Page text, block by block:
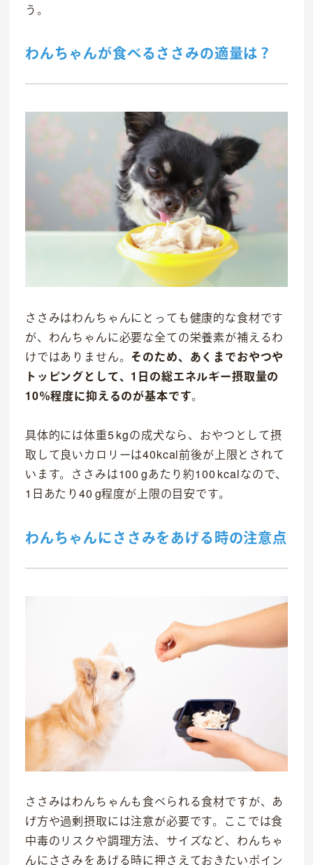
沿革
社会貢献活動
う。
わんちゃんが食べるささみの適量は？
ささみはわんちゃんにとっても健康的な食材です
が、わんちゃんに必要な全ての栄養素が補えるわ
けではありません。 そのため、あくまでおやつや
トッピングとして、1日の総エネルギー摂取量の
10％程度に抑えるのが基本です。
具体的には体重5 kgの成犬なら、おやつとして摂
取して良いカロリーは40kcal前後が上限とされて
います。ささみは100 gあたり約100 kcalなので、
1日あたり40 g程度が上限の目安です。
わんちゃんにささみをあげる時の注意点
ささみはわんちゃんも食べられる食材ですが、あ
げ方や過剰摂取には注意が必要です。ここでは食
中毒のリスクや調理方法、サイズなど、わんちゃ
んにささみをあげる時に押さえておきたいポイン